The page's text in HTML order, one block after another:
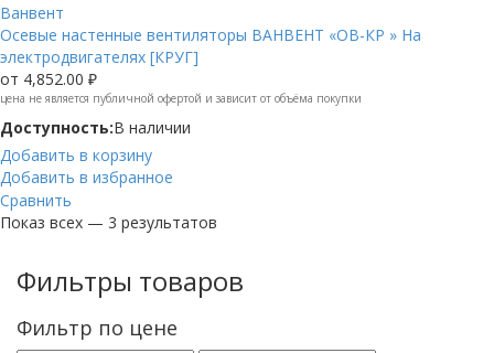
Ванвент
Осевые настенные вентиляторы ВАНВЕНТ «ОВ-КР » На
электродвигателях [КРУГ]
от 4,852.00 ₽
цена не является публичной офертой и зависит от объёма покупки
Доступность:В наличии
Добавить в корзину
Добавить в избранное
Сравнить
Показ всех — 3 результатов
Фильтры товаров
Фильтр по цене